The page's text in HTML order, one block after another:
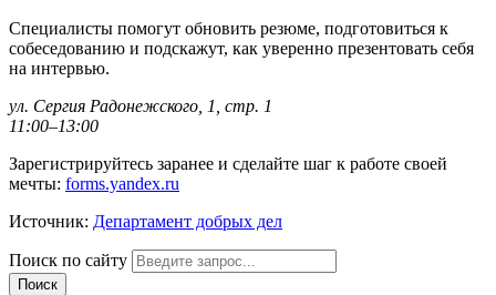
Специалисты помогут обновить резюме, подготовиться к
собеседованию и подскажут, как уверенно презентовать себя
на интервью.
ул. Сергия Радонежского, 1, стр. 1
11:00–13:00
Зарегистрируйтесь заранее и сделайте шаг к работе своей
мечты: forms.yandex.ru
Источник: Департамент добрых дел
Поиск по сайту
Поиск